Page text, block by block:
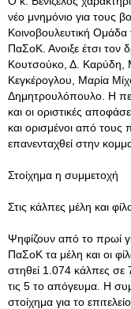
νέο μνημόνιο για τους
Κοινοβουλευτική
ΠαΣοΚ. Ανοιξε έτσι τον
Κουτσούκο, Δ. Καρύδη,
Κεγκέρογλου, Μαρία
Δημητρουλόπουλο. Η
και οι οριστικές
και ορισμένοι από
επανενταχθεί στην
Στοίχημα η συμμετοχή
Στις κάλπες μέλη και
Ψηφίζουν από το πρωί
ΠαΣοΚ τα μέλη και οι
στηθεί 1.074 κάλπες σε
τις 5 το απόγευμα. Η
στοίχημα για το